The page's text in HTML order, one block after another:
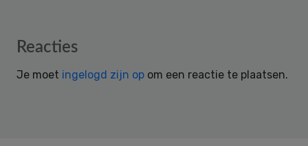
Reader
Reacties
Je moet ingelogd zijn op om een reactie te plaatsen.